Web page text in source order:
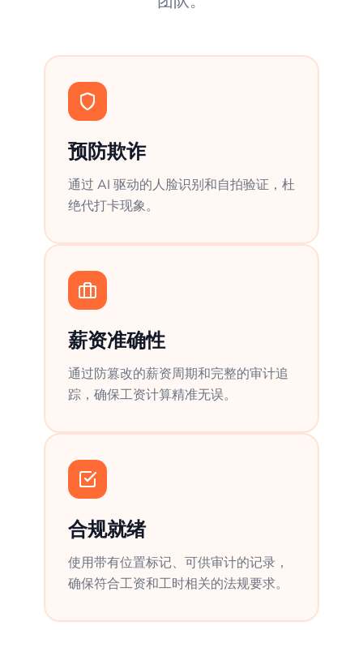
预防欺诈
通过 AI 驱动的人脸识别和自拍验证，杜
绝代打卡现象。
薪资准确性
通过防篡改的薪资周期和完整的审计追
踪，确保工资计算精准无误。
合规就绪
使用带有位置标记、可供审计的记录，
确保符合工资和工时相关的法规要求。